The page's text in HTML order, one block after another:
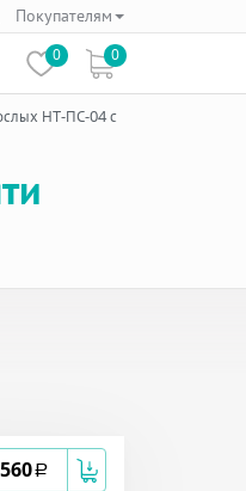
Покупателям
0 0
НТ-ПС-04 с
a